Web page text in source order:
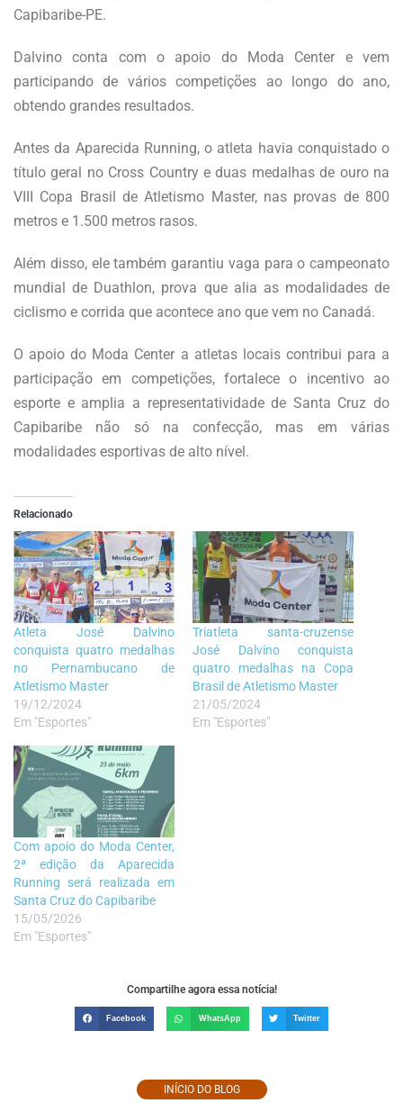
Capibaribe-PE.
Dalvino conta com o apoio do Moda Center e vem
participando de vários competições ao longo do ano,
obtendo grandes resultados.
Antes da Aparecida Running, o atleta havia conquistado o
título geral no Cross Country e duas medalhas de ouro na
VIII Copa Brasil de Atletismo Master, nas provas de 800
metros e 1.500 metros rasos.
Além disso, ele também garantiu vaga para o campeonato
mundial de Duathlon, prova que alia as modalidades de
ciclismo e corrida que acontece ano que vem no Canadá.
O apoio do Moda Center a atletas locais contribui para a
participação em competições, fortalece o incentivo ao
esporte e amplia a representatividade de Santa Cruz do
Capibaribe não só na confecção, mas em várias
modalidades esportivas de alto nível.
Relacionado
Atleta José Dalvino
conquista quatro medalhas
no Pernambucano de
Atletismo Master
19/12/2024
Em "Esportes"
Triatleta santa-cruzense
José Dalvino conquista
quatro medalhas na Copa
Brasil de Atletismo Master
21/05/2024
Em "Esportes"
Com apoio do Moda Center,
2ª edição da Aparecida
Running será realizada em
Santa Cruz do Capibaribe
15/05/2026
Em "Esportes"
Compartilhe agora essa notícia!
Facebook WhatsApp Twitter
INÍCIO DO BLOG